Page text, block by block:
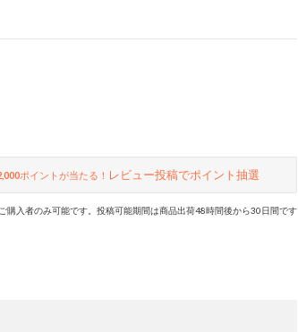
ポイントが当たる！ レビュー投稿でポイント抽選
購入者のみ可能です。投稿可能期間は商品出荷48時間後から30日間です